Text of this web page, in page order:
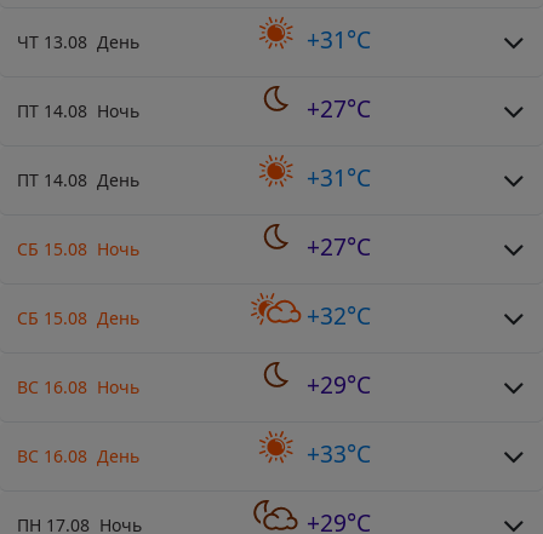
ЧТ 13.08 День +31°C
ПТ 14.08 Ночь +27°C
ПТ 14.08 День +31°C
СБ 15.08 Ночь +27°C
СБ 15.08 День +32°C
ВС 16.08 Ночь +29°C
ВС 16.08 День +33°C
ПН 17.08 Ночь +29°C